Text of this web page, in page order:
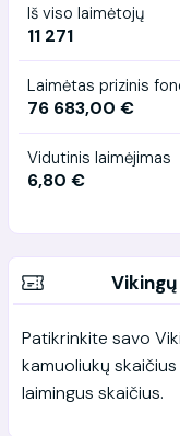
Iš viso laimėtojų
11 271
Laimėtas prizinis
76 683,00 €
Vidutinis laimėjimas
6,80 €
Patikrinkite savo
kamuoliukų
laimingus skaičius.